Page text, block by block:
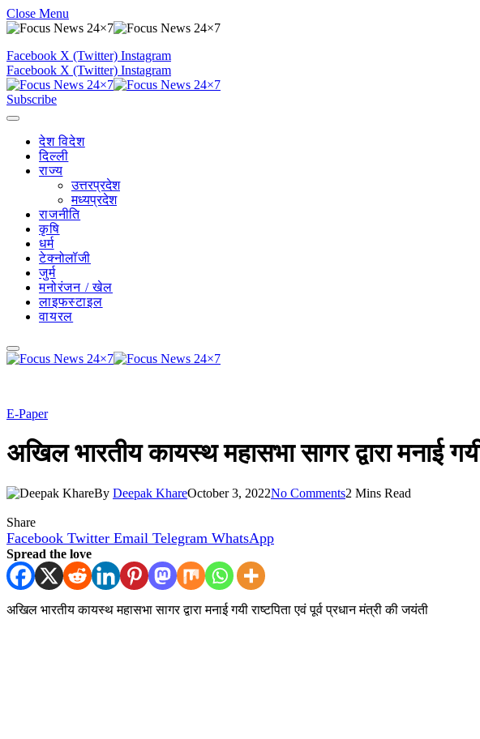
Close Menu
Facebook X (Twitter) Instagram
Facebook X (Twitter) Instagram
Subscribe
देश विदेश
दिल्ली
राज्य
उत्तरप्रदेश
मध्यप्रदेश
राजनीति
कृषि
धर्म
टेक्नोलॉजी
जुर्म
मनोरंजन / खेल
लाइफस्टाइल
वायरल
E-Paper
अखिल भारतीय कायस्थ महासभा सागर द्वारा मनाई
By Deepak KhareOctober 3, 2022No Comments2 Mins Read
Share
Facebook Twitter Email Telegram WhatsApp
Spread the love
अखिल भारतीय कायस्थ महासभा सागर द्वारा मनाई गयी राष्टपिता एवं पूर्व प्रधान मंत्री की जयंती